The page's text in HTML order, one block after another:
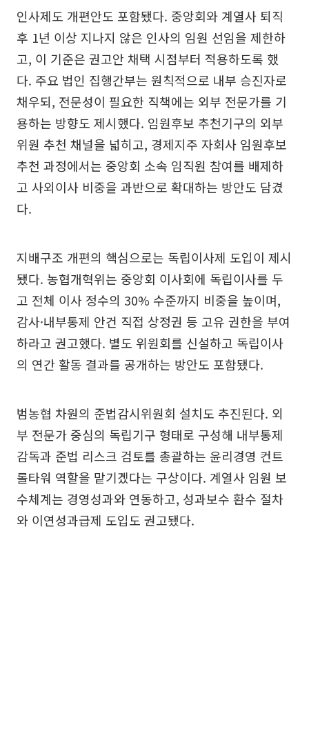
인사제도 개편안도 포함됐다. 중앙회와 계열사 퇴직
후 1년 이상 지나지 않은 인사의 임원 선임을 제한하
고, 이 기준은 권고안 채택 시점부터 적용하도록 했
다. 주요 법인 집행간부는 원칙적으로 내부 승진자로
채우되, 전문성이 필요한 직책에는 외부 전문가를 기
용하는 방향도 제시했다. 임원후보 추천기구의 외부
위원 추천 채널을 넓히고, 경제지주 자회사 임원후보
추천 과정에서는 중앙회 소속 임직원 참여를 배제하
고 사외이사 비중을 과반으로 확대하는 방안도 담겼
다.
지배구조 개편의 핵심으로는 독립이사제 도입이 제시
됐다. 농협개혁위는 중앙회 이사회에 독립이사를 두
고 전체 이사 정수의 30% 수준까지 비중을 높이며,
감사·내부통제 안건 직접 상정권 등 고유 권한을 부여
하라고 권고했다. 별도 위원회를 신설하고 독립이사
의 연간 활동 결과를 공개하는 방안도 포함됐다.
범농협 차원의 준법감시위원회 설치도 추진된다. 외
부 전문가 중심의 독립기구 형태로 구성해 내부통제
감독과 준법 리스크 검토를 총괄하는 윤리경영 컨트
롤타워 역할을 맡기겠다는 구상이다. 계열사 임원 보
수체계는 경영성과와 연동하고, 성과보수 환수 절차
와 이연성과급제 도입도 권고됐다.